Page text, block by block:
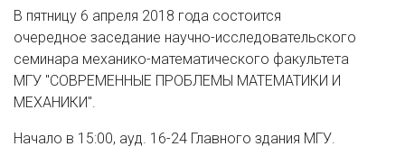
В пятницу 6 апреля 2018 года состоится
очередное заседание научно-исследовательского
семинара механико-математического факультета
МГУ "СОВРЕМЕННЫЕ ПРОБЛЕМЫ МАТЕМАТИКИ И
МЕХАНИКИ".
Начало в 15:00, ауд. 16-24 Главного здания МГУ.